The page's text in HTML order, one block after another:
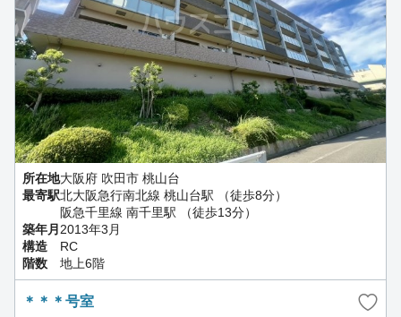
所在地大阪府 吹田市 桃山台
最寄駅北大阪急行南北線 桃山台駅 （徒歩8分）
阪急千里線 南千里駅 （徒歩13分）
築年月 2013年3月
構造
RC
階数
地上6階
＊＊＊号室